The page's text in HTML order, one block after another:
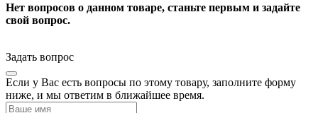
Нет вопросов о данном товаре, станьте первым и задайте
свой вопрос.
Задать вопрос
Если у Вас есть вопросы по этому товару, заполните форму
ниже, и мы ответим в ближайшее время.